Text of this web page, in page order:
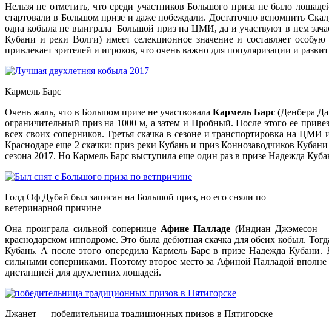
Нельзя не отметить, что среди участников Большого приза не было
стартовали в Большом призе и даже побеждали. Достаточно вспомнить
одна кобыла не выиграла Большой приз на ЦМИ, да и участвуют в нем
Кубани и реки Волги) имеет селекционное значение и составляет
привлекает зрителей и игроков, что очень важно для популяризации и
Кармель Барс
Очень жаль, что в Большом призе не участвовалаКармель Барс (Денбера
ограничительный приз на 1000 м, а затем и Пробный. После этого ее
всех своих соперников. Третья скачка в сезоне и транспортировка на
Краснодаре еще 2 скачки: приз реки Кубань и приз Коннозаводчиков
сезона 2017. Но Кармель Барс выступила еще один раз в призе Надежда
Голд Оф Дубай был записан на Большой приз, но его сняли по
ветеринарной причине
Она проиграла сильной сопернице Афине Палладе (Индиан Джэмесон –
краснодарском ипподроме. Это была дебютная скачка для обеих кобыл.
Кубань. А после этого опередила Кармель Барс в призе Надежда
сильными соперниками. Поэтому второе место за Афиной Палладой вполне
дистанцией для двухлетних лошадей.
Джанет — победительница традиционных призов в Пятигорске